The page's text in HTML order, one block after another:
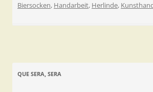
Biersocken, Handarbeit, Herlinde,
QUE SERA, SERA